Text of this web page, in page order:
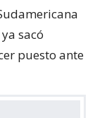
sacó
puesto ante